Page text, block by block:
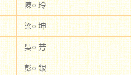
陳○ 玲
梁○ 坤
吳○ 芳
彭○ 銀